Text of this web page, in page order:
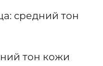
средний тон
тон кожи